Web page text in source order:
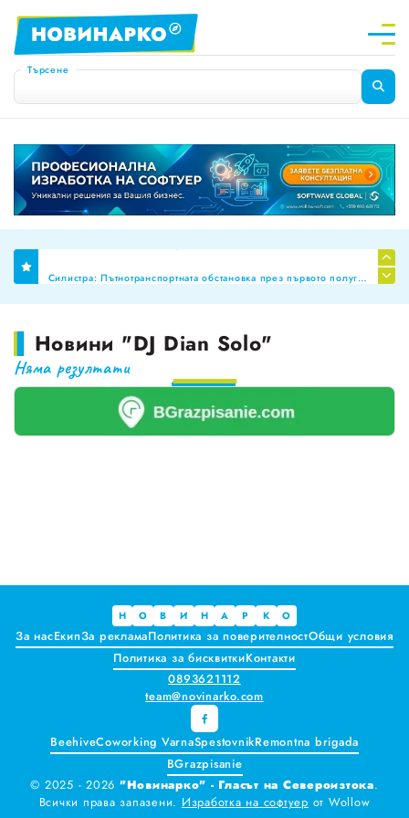
Шумен
Търговище
Добрич
Търсене
Планиране на професионални паралелки за Шумен и Добрич
За пореден месец намалява броят на обявите за работа
Променят обозначението за годността на храните
Краставиците са 95% вода. Предлагат ли някакви хранителни ползи?
Новини "DJ Dian Solo"
Няма резултати
Н О В И Н А Р К О
За насЕкипЗа рекламаПолитика за поверителностОбщи условия
Политика за бисквиткиКонтакти
0893621112
team@novinarko.com
BeehiveCoworking VarnaSpestovnikRemontna brigada
BGrazpisanie
© 2025 - 2026 "Новинарко" - Гласът на Североизтока.
Всички права запазени. Изработка на софтуер от Wollow